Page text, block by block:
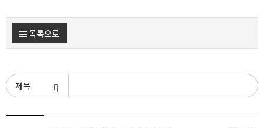
목록으로
검색조건